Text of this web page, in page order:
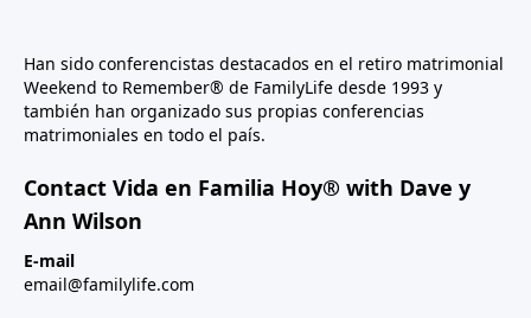
Han sido conferencistas destacados en el retiro matrimonial
Weekend to Remember® de FamilyLife desde 1993 y
también han organizado sus propias conferencias
matrimoniales en todo el país.
Contact Vida en Familia Hoy® with Dave y
Ann Wilson
E-mail
email@familylife.com